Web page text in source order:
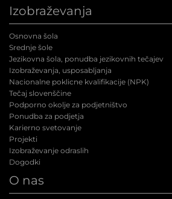
Izobraževanja
Osnovna šola
Srednje šole
Jezikovna šola, ponudba jezikovnih tečajev
Izobraževanja, usposabljanja
Nacionalne poklicne kvalifikacije (NPK)
Tečaj slovenščine
Podporno okolje za podjetništvo
Ponudba za podjetja
Karierno svetovanje
Projekti
Izobraževanje odraslih
Dogodki
O nas